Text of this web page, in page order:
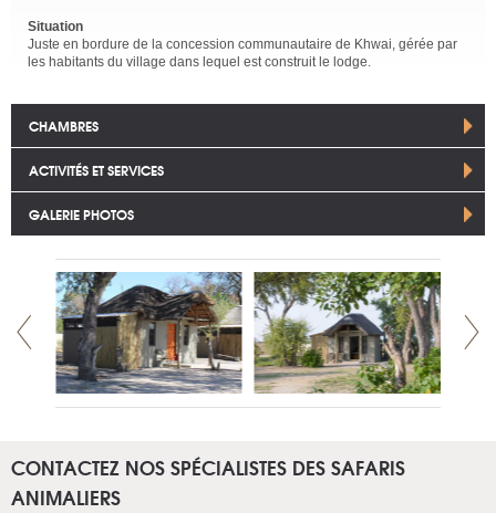
Situation
Juste en bordure de la concession communautaire de Khwai, gérée par
les habitants du village dans lequel est construit le lodge.
CHAMBRES
ACTIVITÉS ET SERVICES
GALERIE PHOTOS
CONTACTEZ NOS SPÉCIALISTES DES SAFARIS
ANIMALIERS